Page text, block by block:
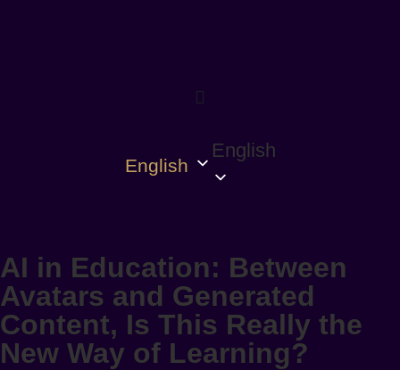
English
English
AI in Education: Between
Avatars and Generated
Content, Is This Really the
New Way of Learning?